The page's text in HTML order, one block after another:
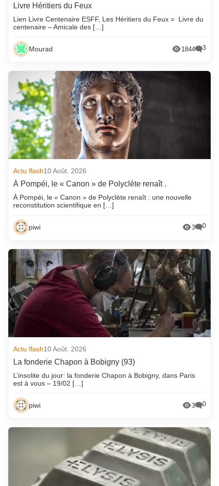
Livre Héritiers du Feux
Lien Livre Centenaire ESFF, Les Héritiers du Feux = Livre du
centenaire – Amicale des […]
Mourad 1844 3
Actu flash10 Août. 2026
À Pompéi, le « Canon » de Polyclète renaît .
À Pompéi, le « Canon » de Polyclète renaît : une nouvelle
reconstitution scientifique en […]
piwi 3 0
Actu flash10 Août. 2026
La fonderie Chapon à Bobigny (93)
L’insolite du jour: la fonderie Chapon à Bobigny, dans Paris
est à vous – 19/02 […]
piwi 3 0